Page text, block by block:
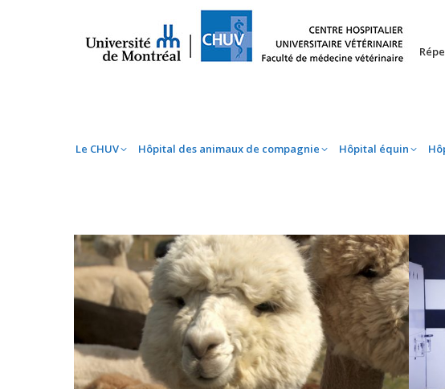
Le CHUV Hôpital des animaux de compagnie Hôpital équin
Le CHUV Hôpital des animaux de compagnie Hôpital